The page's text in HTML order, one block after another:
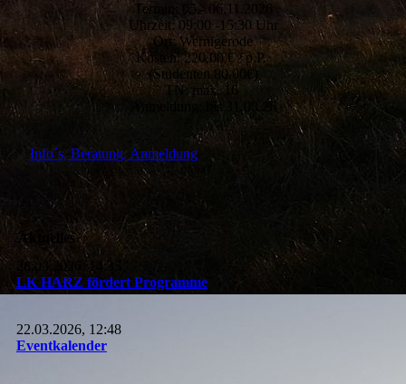
Termin: 05.- 06.11.2026
Uhrzeit: 09:00 -15:30 Uhr
Ort: Wernigerode
Kosten: 220,00 € / p.P.
(Studenten 80,00€)
TN: max. 16
Anmeldung: bis 31.08.26
Info´s, Beratung, Anmeldung
Aktuelles
28.03.2026, 14:35
LK HARZ fördert Programme
22.03.2026, 12:48
Eventkalender